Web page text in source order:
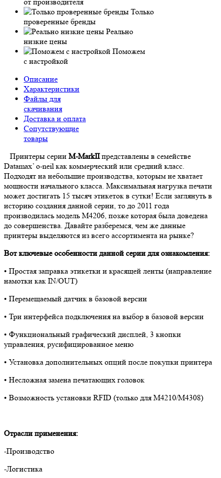
Только
проверенные бренды
Реально
низкие цены
Поможем
с настройкой
Описание
Характеристики
Файлы для
скачивания
Доставка и оплата
Сопутствующие
товары
Принтеры серии M-MarkIIпредставлены в семействе
Datamax’ o-neil как коммерческий или средний класс.
Подходят на небольшие производства, которым не хватает
мощности начального класса. Максимальная нагрузка печати
может достигать 15 тысяч этикеток в сутки! Если заглянуть в
историю создания данной серии, то до 2011 года
производилась модель М4206, позже которая была доведена
до совершенства. Давайте разберемся, чем же данные
принтеры выделяются из всего ассортимента на рынке?
Вот ключевые особенности данной серии для ознакомления:
• Простая заправка этикетки и красящей ленты (направление
намотки как IN/OUT)
• Перемещаемый датчик в базовой версии
• Три интерфейса подключения на выбор в базовой версии
• Функциональный графический дисплей, 3 кнопки
управления, русифицированное меню
• Установка дополнительных опций после покупки принтера
• Несложная замена печатающих головок
• Возможность установки RFID (только для M4210/M4308)
Отрасли применения:
-Производство
-Логистика